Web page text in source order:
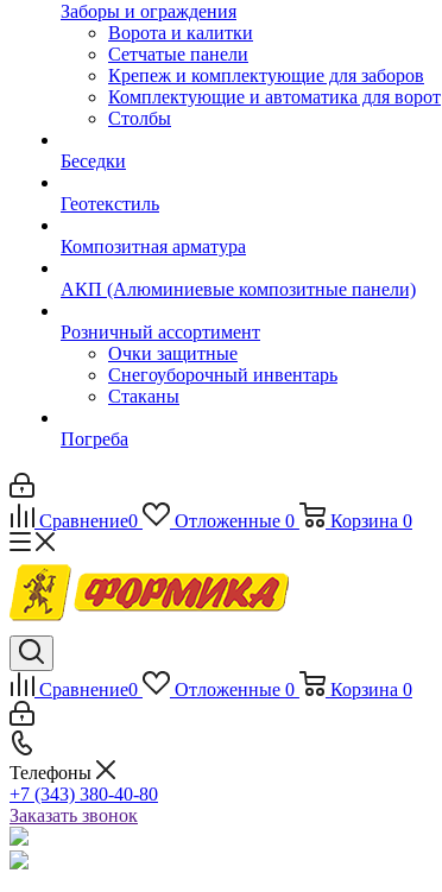
Заборы и ограждения
Ворота и калитки
Сетчатые панели
Крепеж и комплектующие для заборов
Комплектующие и автоматика для ворот
Столбы
Беседки
Геотекстиль
Композитная арматура
АКП (Алюминиевые композитные панели)
Розничный ассортимент
Очки защитные
Снегоуборочный инвентарь
Стаканы
Погреба
Сравнение0 Отложенные 0 Корзина 0
Сравнение0 Отложенные 0 Корзина 0
Телефоны
+7 (343) 380-40-80
Заказать звонок